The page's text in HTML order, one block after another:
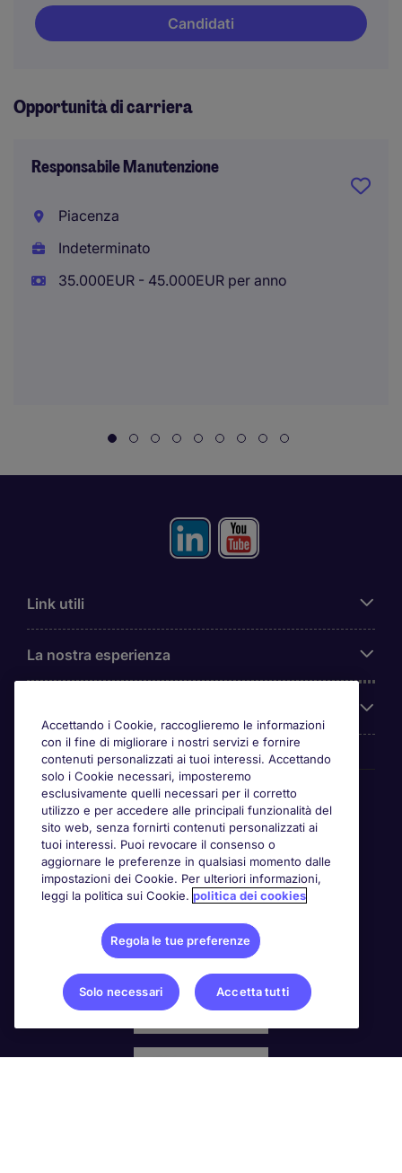
Candidati
Opportunità di carriera
Responsabile Manutenzione
Piacenza
Indeterminato
35.000EUR - 45.000EUR per anno
Link utili
La nostra esperienza
Awards
Accettando i Cookie, raccoglieremo le informazioni
con il fine di migliorare i nostri servizi e fornire
contenuti personalizzati ai tuoi interessi. Accettando
solo i Cookie necessari, imposteremo
esclusivamente quelli necessari per il corretto
utilizzo e per accedere alle principali funzionalità del
sito web, senza fornirti contenuti personalizzati ai
tuoi interessi. Puoi revocare il consenso o
aggiornare le preferenze in qualsiasi momento dalle
impostazioni dei Cookie. Per ulteriori informazioni,
leggi la politica sui Cookie. politica dei cookies
Regola le tue preferenze
Solo necessari Accetta tutti